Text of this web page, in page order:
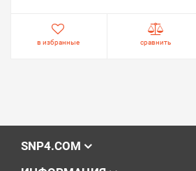
в избранные сравнить
SNP4.COM